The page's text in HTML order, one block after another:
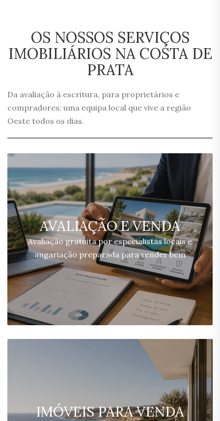
OS NOSSOS SERVIÇOS
IMOBILIÁRIOS NA COSTA DE
PRATA
Da avaliação à escritura, para proprietários e
compradores: uma equipa local que vive a região
Oeste todos os dias.
AVALIAÇÃO E VENDA
Avaliação gratuita por especialistas locais e
angariação preparada para vender bem
IMÓVEIS PARA VENDA